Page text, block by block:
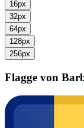
16px
32px
64px
128px
256px
Flagge von